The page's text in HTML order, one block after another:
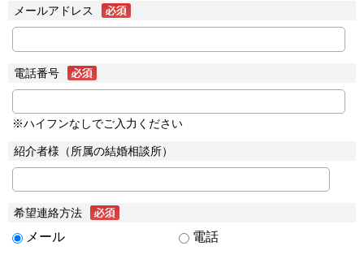
メールアドレス
電話番号
※ハイフンなしでご入力ください
紹介者様（所属の結婚相談所）
希望連絡方法
メール 電話